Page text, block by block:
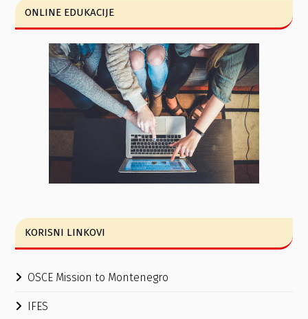
ONLINE EDUKACIJE
KORISNI LINKOVI
OSCE Mission to Montenegro
IFES